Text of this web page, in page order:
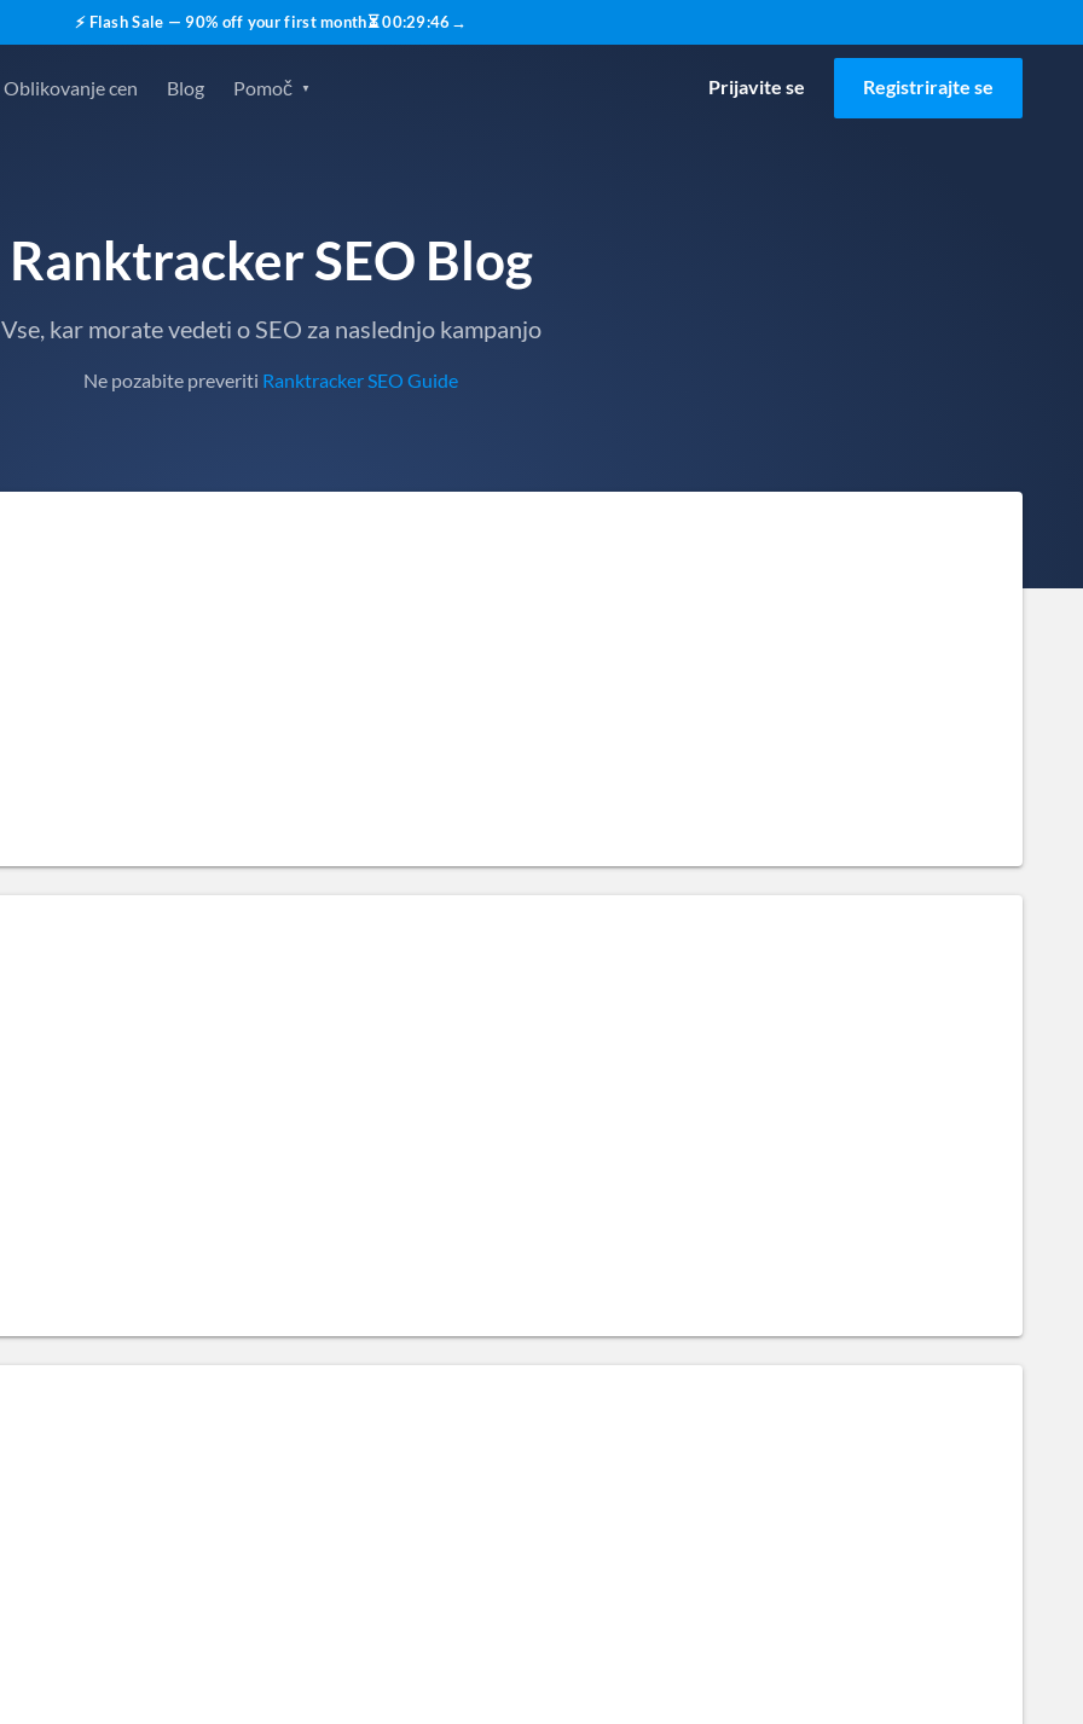
⚡ Flash Sale — 90% off your first month⏳00:29:45 →
Oblikovanje cen Blog Pomoč Prijavite se Registrirajte se
Ranktracker SEO Blog
Vse, kar morate vedeti o SEO za naslednjo kampanjo
Ne pozabite preveriti Ranktracker SEO Guide